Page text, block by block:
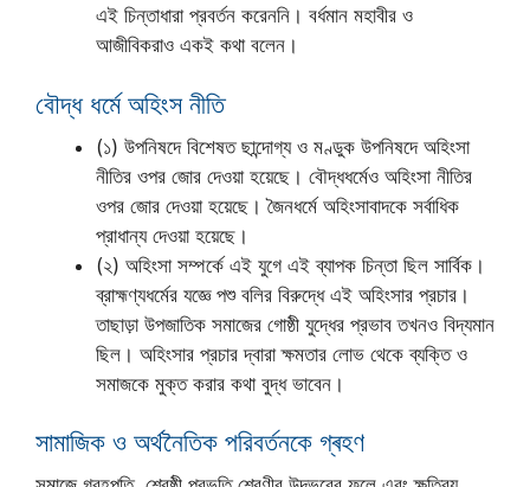
এই চিন্তাধারা প্রবর্তন করেননি। বর্ধমান মহাবীর ও
আজীবিকরাও একই কথা বলেন।
বৌদ্ধ ধর্মে অহিংস নীতি
(১) উপনিষদে বিশেষত ছান্দোগ্য ও মণ্ডুক উপনিষদে অহিংসা
নীতির ওপর জোর দেওয়া হয়েছে। বৌদ্ধধর্মেও অহিংসা নীতির
ওপর জোর দেওয়া হয়েছে। জৈনধর্মে অহিংসাবাদকে সর্বাধিক
প্রাধান্য দেওয়া হয়েছে।
(২) অহিংসা সম্পর্কে এই যুগে এই ব্যাপক চিন্তা ছিল সার্বিক।
ব্রাহ্মণ্যধর্মের যজ্ঞে পশু বলির বিরুদ্ধে এই অহিংসার প্রচার।
তাছাড়া উপজাতিক সমাজের গোষ্ঠী যুদ্ধের প্রভাব তখনও বিদ্যমান
ছিল। অহিংসার প্রচার দ্বারা ক্ষমতার লোভ থেকে ব্যক্তি ও
সমাজকে মুক্ত করার কথা বুদ্ধ ভাবেন।
সামাজিক ও অর্থনৈতিক পরিবর্তনকে গ্ৰহণ